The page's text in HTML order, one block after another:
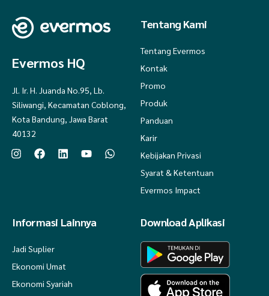
1 pc wok pan 32 cm
1 pc sauce pan 17 cm
1 pc tutup kaca casserole
1 pc spatula / sutil nylon
- Terdapat pengaman stainless di pinggiran panci untuk menjaga dari
benturan
Evermos HQ
Jl. Ir. H. Juanda No.95, Lb.
Siliwangi, Kecamatan Coblong,
Kota Bandung, Jawa Barat
40132
Tentang Kami
Tentang Evermos
Kontak
Promo
Produk
Panduan
Karir
Kebijakan Privasi
Syarat & Ketentuan
Evermos Impact
Informasi Lainnya
Jadi Suplier
Ekonomi Umat
Ekonomi Syariah
Download Aplikasi